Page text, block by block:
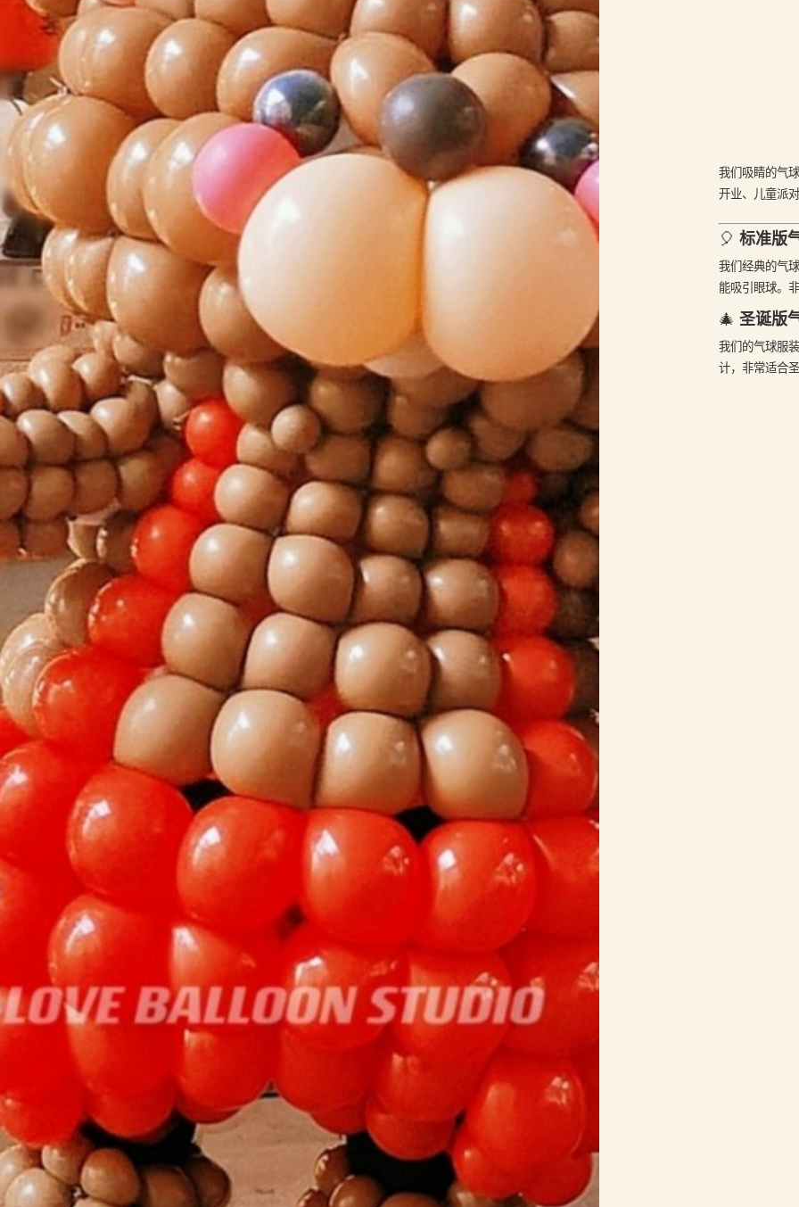
我们吸睛的气
开业、儿童派
🎈标准版
我们经典的气
能吸引眼球。
🎄圣诞版
我们的气球服
计，非常适合